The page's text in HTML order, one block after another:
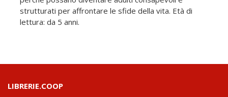
strutturati per affrontare le sfide della vita. Età di
lettura: da 5 anni.
LIBRERIE.COOP